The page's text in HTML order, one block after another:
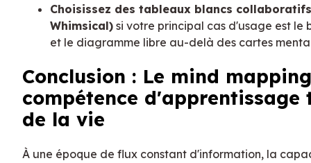
Choisissez des tableaux blancs
Whimsical) si votre principal cas d'usage est le
et le diagramme libre au-delà des cartes
Conclusion : Le mind
compétence d'apprentissage
de la vie
À une époque de flux constant d'information, la